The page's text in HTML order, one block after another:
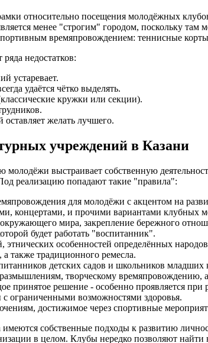
относительно посещения молодёжных
менее "строгим" городом, поскольку
времяпровождением: теннисные
недостатков:
устаревает.
удаётся чётко выделять.
кружки или секции).
желать лучшего.
учреждений в Казани
выстраивает собственную
реализацию попадают такие "правила":
для молодёжи с акцентом на
концертами, и прочими вариантами клубных
мира, закрепление бережного
будет работать "воспитанник".
этнических особенностей определённых
также традиционного ремесла.
детских садов и школьников младших
творческому
принятое решение - особенно проявляется
ограниченными возможностями здоровья.
достижимое через спортивные
собственные подходы к развитию
в целом. Клубы нередко позволяют